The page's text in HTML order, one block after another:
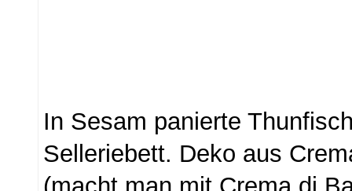
In Sesam panierte
Selleriebett. Deko aus